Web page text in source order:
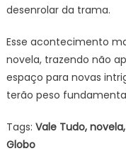
desenrolar da trama.
Esse acontecimento
novela, trazendo não
espaço para novas
terão peso
Tags: Vale Tudo,
Globo